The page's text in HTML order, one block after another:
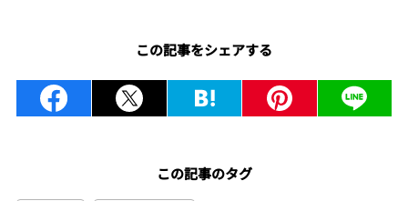
この記事をシェアする
この記事のタグ